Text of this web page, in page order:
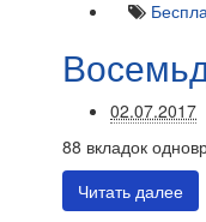
02.07.2017
88 вкладок
Читать далее